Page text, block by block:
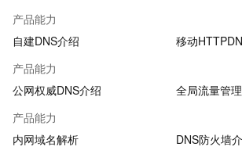
产品能力
自建DNS介绍
移动
产品能力
公网权威DNS介绍
全局流量管
产品能力
内网域名解析
DNS防火墙